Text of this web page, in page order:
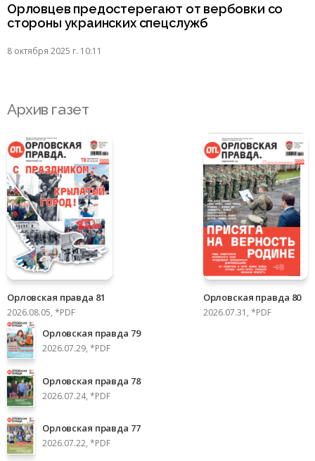
Орловцев предостерегают от вербовки со
стороны украинских спецслужб
8 октября 2025 г. 10:11
Архив газет
Орловская правда 81
2026.08.05, *PDF
Орловская правда 80
2026.07.31, *PDF
Орловская правда 79
2026.07.29, *PDF
Орловская правда 78
2026.07.24, *PDF
Орловская правда 77
2026.07.22, *PDF